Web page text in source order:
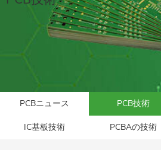
PCBニュース PCB技術
IC基板技術 PCBAの技術